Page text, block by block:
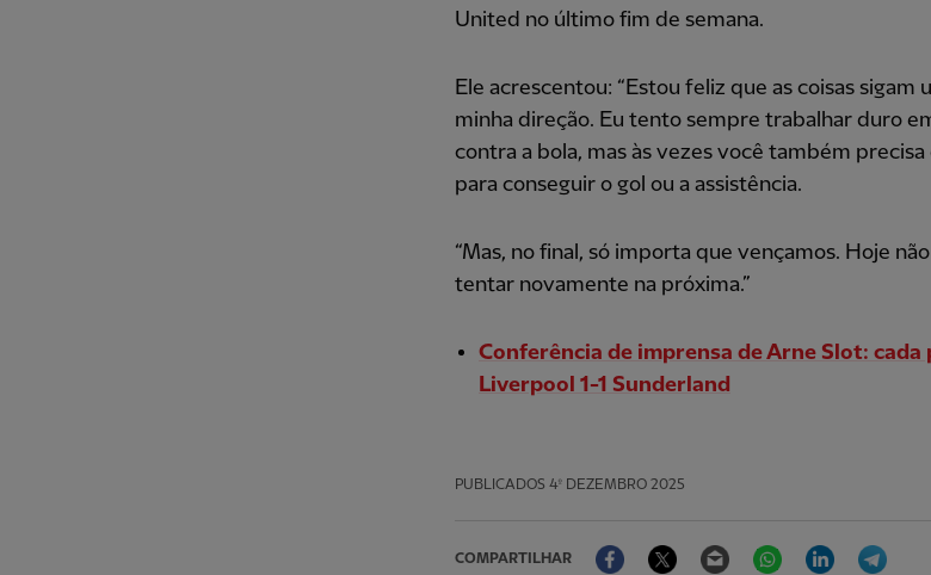
United no último fim de semana.
Ele acrescentou: “Estou feliz que as coisas sigam
minha direção. Eu tento sempre trabalhar duro
contra a bola, mas às vezes você também
para conseguir o gol ou a assistência.
“Mas, no final, só importa que vençamos. Hoje
tentar novamente na próxima.”
Conferência de imprensa de Arne Slot: cada
Liverpool 1-1 Sunderland
PUBLICADOS 4º DEZEMBRO 2025
COMPARTILHAR
FacebookTwitter Email WhatsAppLinkedIn